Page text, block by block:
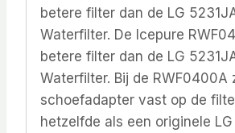
betere filter dan de LG
Waterfilter. De Icepure
betere filter dan de LG
Waterfilter. Bij de RWF0400A
schoefadapter vast op de
hetzelfde als een originele